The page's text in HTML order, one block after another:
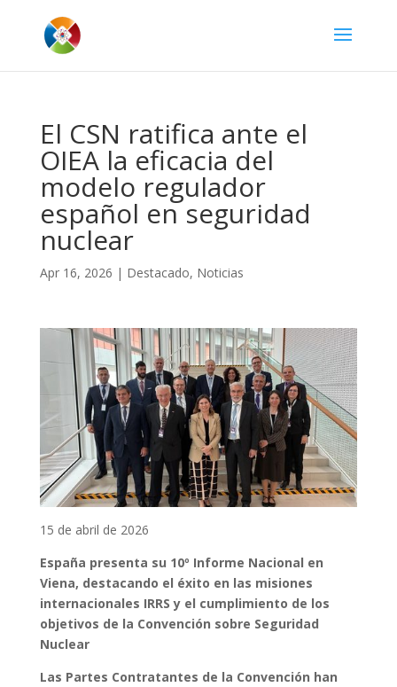
El CSN ratifica ante el
OIEA la eficacia del
modelo regulador
español en seguridad
nuclear
Apr 16, 2026 | Destacado, Noticias
15 de abril de 2026
España presenta su 10º Informe Nacional en
Viena, destacando el éxito en las misiones
internacionales IRRS y el cumplimiento de los
objetivos de la Convención sobre Seguridad
Nuclear
Las Partes Contratantes de la Convención han